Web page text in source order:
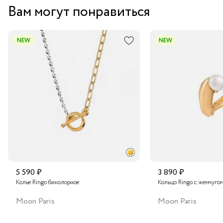
но и произведение модного искусства. Порадуйте себя
или своих близких этим изумительным украшением!
Вам могут понравиться
NEW
5 590 ₽
Колье Ringo биколорное
Moon Paris
NEW
3 890 ₽
Кольцо Ringo с
Moon Paris